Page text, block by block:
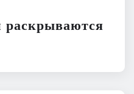
раскрываются